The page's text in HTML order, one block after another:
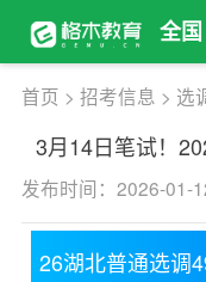
全国
首页 > 招考信息 > 选
3月14日笔试！
发布时间：2026-01-
26湖北普通选调